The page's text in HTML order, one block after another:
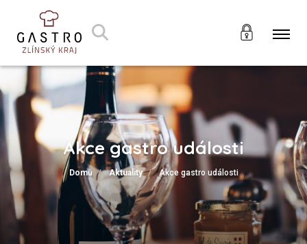
Akce gastro události
Domů Aktuality Akce gastro události